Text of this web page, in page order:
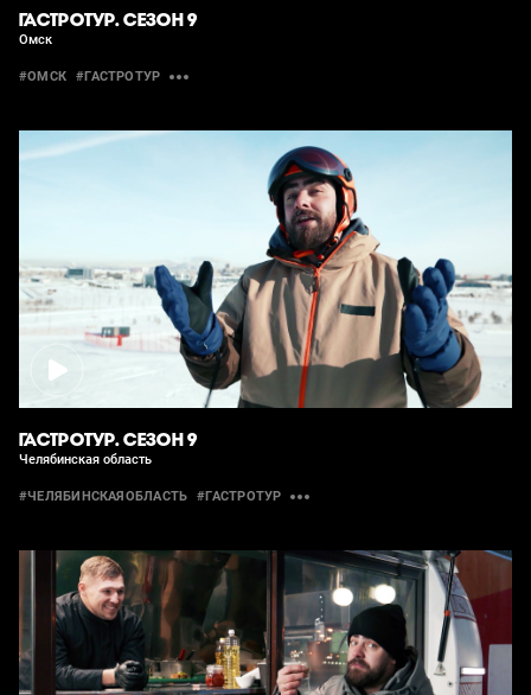
ГАСТРОТУР. СЕЗОН 9
Омск
#ОМСК #ГАСТРОТУР
ГАСТРОТУР. СЕЗОН 9
Челябинская область
#ЧЕЛЯБИНСКАЯОБЛАСТЬ #ГАСТРОТУР